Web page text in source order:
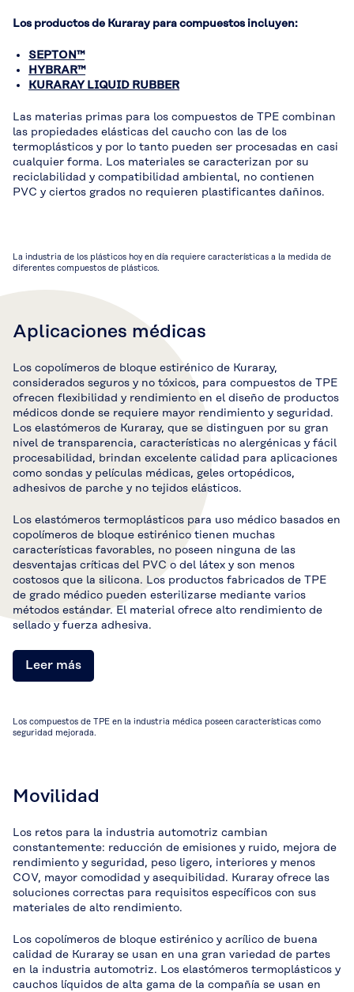
Los productos de Kuraray para compuestos incluyen:
SEPTON™
HYBRAR™
KURARAY LIQUID RUBBER
Las materias primas para los compuestos de TPE combinan
las propiedades elásticas del caucho con las de los
termoplásticos y por lo tanto pueden ser procesadas en casi
cualquier forma. Los materiales se caracterizan por su
reciclabilidad y compatibilidad ambiental, no contienen
PVC y ciertos grados no requieren plastificantes dañinos.
La industria de los plásticos hoy en día requiere características a la medida de
diferentes compuestos de plásticos.
Aplicaciones médicas
Los copolímeros de bloque estirénico de Kuraray,
considerados seguros y no tóxicos, para compuestos de TPE
ofrecen flexibilidad y rendimiento en el diseño de productos
médicos donde se requiere mayor rendimiento y seguridad.
Los elastómeros de Kuraray, que se distinguen por su gran
nivel de transparencia, características no alergénicas y fácil
procesabilidad, brindan excelente calidad para aplicaciones
como sondas y películas médicas, geles ortopédicos,
adhesivos de parche y no tejidos elásticos.
Los elastómeros termoplásticos para uso médico basados en
copolímeros de bloque estirénico tienen muchas
características favorables, no poseen ninguna de las
desventajas críticas del PVC o del látex y son menos
costosos que la silicona. Los productos fabricados de TPE
de grado médico pueden esterilizarse mediante varios
métodos estándar. El material ofrece alto rendimiento de
sellado y fuerza adhesiva.
Leer más
Los compuestos de TPE en la industria médica poseen características como
seguridad mejorada.
Movilidad
Los retos para la industria automotriz cambian
constantemente: reducción de emisiones y ruido, mejora de
rendimiento y seguridad, peso ligero, interiores y menos
COV, mayor comodidad y asequibilidad. Kuraray ofrece las
soluciones correctas para requisitos específicos con sus
materiales de alto rendimiento.
Los copolímeros de bloque estirénico y acrílico de buena
calidad de Kuraray se usan en una gran variedad de partes
en la industria automotriz. Los elastómeros termoplásticos y
cauchos líquidos de alta gama de la compañía se usan en